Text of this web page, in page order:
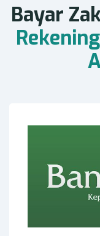
Bayar Za
Rekening